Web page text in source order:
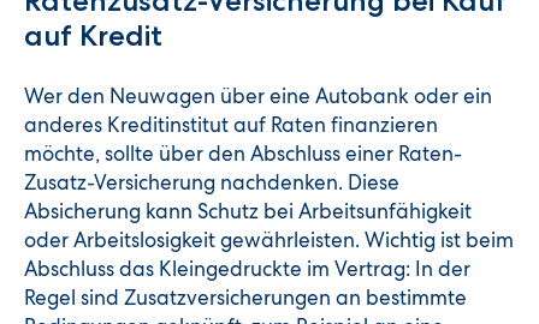
auf Kredit
Wer den Neuwagen über eine Autobank oder ein
anderes Kreditinstitut auf Raten finanzieren
möchte, sollte über den Abschluss einer Raten-
Zusatz-Versicherung nachdenken. Diese
Absicherung kann Schutz bei Arbeitsunfähigkeit
oder Arbeitslosigkeit gewährleisten. Wichtig ist beim
Abschluss das Kleingedruckte im Vertrag: In der
Regel sind Zusatzversicherungen an bestimmte